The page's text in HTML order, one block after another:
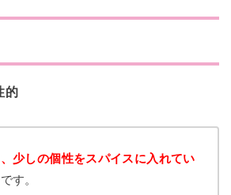
的
少しの個性をスパイスに入れてい
す。